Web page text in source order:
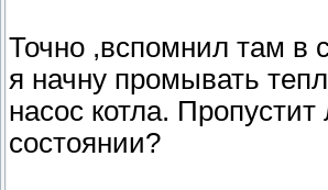
Точно ,вспомнил там в
я начну промывать
насос котла.
состоянии?